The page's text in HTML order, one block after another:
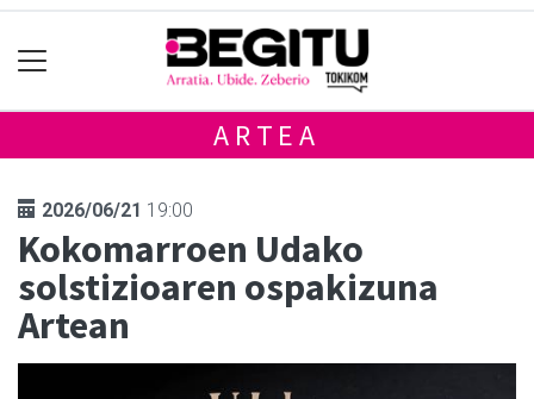
ARTEA
2026/06/21 19:00
Kokomarroen Udako
solstizioaren ospakizuna
Artean